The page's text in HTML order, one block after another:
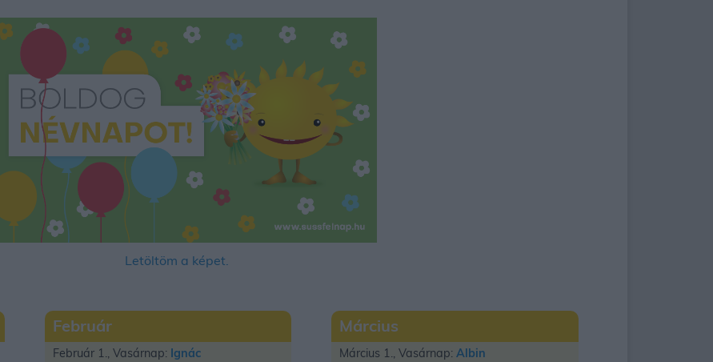
Letöltöm a képet.
Február
Február 1., Vasárnap: Ignác
Március
Március 1., Vasárnap:Albin